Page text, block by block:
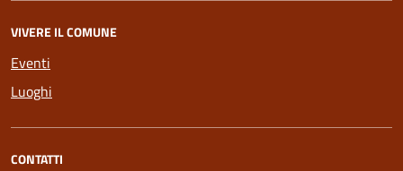
VIVERE IL COMUNE
Eventi
Luoghi
CONTATTI